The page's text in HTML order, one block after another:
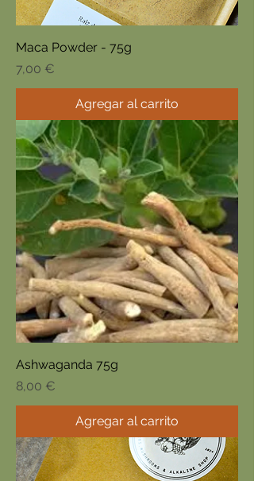
Maca Powder - 75g
Precio
7,00 €
Agregar al carrito
Ashwaganda 75g
Precio
8,00 €
Agregar al carrito